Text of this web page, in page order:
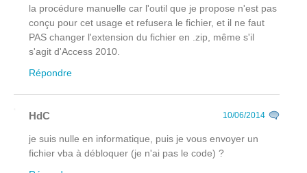
la procédure manuelle car l'outil que je propose n'est pas
conçu pour cet usage et refusera le fichier, et il ne faut
PAS changer l'extension du fichier en .zip, même s'il
s'agit d'Access 2010.
Répondre
HdC 10/06/2014
je suis nulle en informatique, puis je vous envoyer un
fichier vba à débloquer (je n'ai pas le code) ?